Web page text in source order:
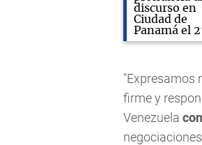
"Expresamos
firme y
Venezuela